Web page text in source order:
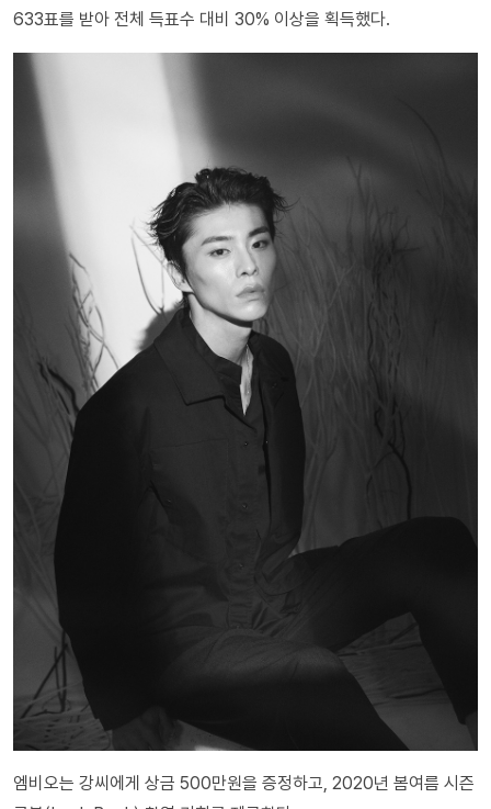
633표를 받아 전체 득표수 대비 30% 이상을 획득했다.
엠비오는 강씨에게 상금 500만원을 증정하고, 2020년 봄여름 시즌